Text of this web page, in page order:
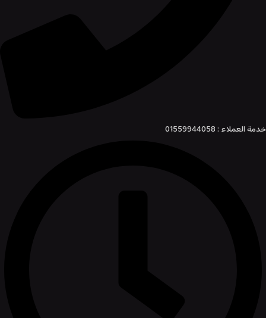
خدمة العملاء : 01559944058